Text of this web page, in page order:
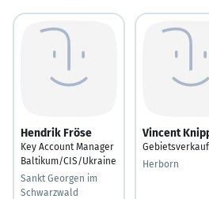
Hendrik Fröse
Key Account Manager
Baltikum/CIS/Ukraine
Sankt Georgen im
Schwarzwald
Vincent
Herborn